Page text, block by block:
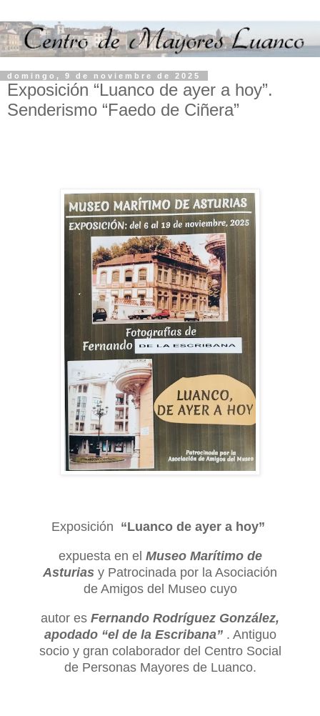
domingo, 9 de noviembre de 2025
Exposición “Luanco de ayer a hoy”.
Senderismo “Faedo de Ciñera”
Exposición “Luanco de ayer a hoy”
expuesta en el Museo Marítimo de
Asturias y Patrocinada por la Asociación
de Amigos del Museo cuyo
autor es Fernando Rodríguez González,
apodado “el de la Escribana”. Antiguo
socio y gran colaborador del Centro Social
de Personas Mayores de Luanco.